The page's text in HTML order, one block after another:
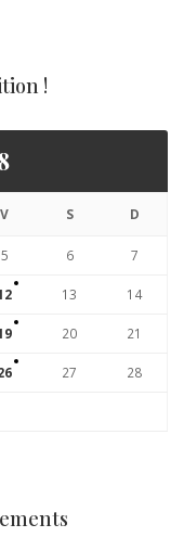
!
V S D
5 6 7
13 14
20 21
27 28